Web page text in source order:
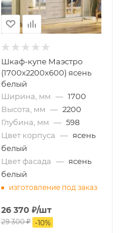
Шкаф-купе Маэстро
(1700х2200х600) ясень
белый
Ширина, мм — 1700
Высота, мм — 2200
Глубина, мм — 598
Цвет корпуса — ясень
белый
Цвет фасада — ясень
белый
изготовление под заказ
26 370 ₽/шт
29 300₽ -10%